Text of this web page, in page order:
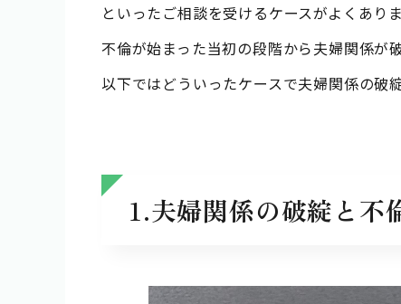
といったご相談を受けるケースがよくありま
不倫が始まった当初の段階から夫婦関係が
以下ではどういったケースで夫婦関係の破
1.夫婦関係の破綻と不